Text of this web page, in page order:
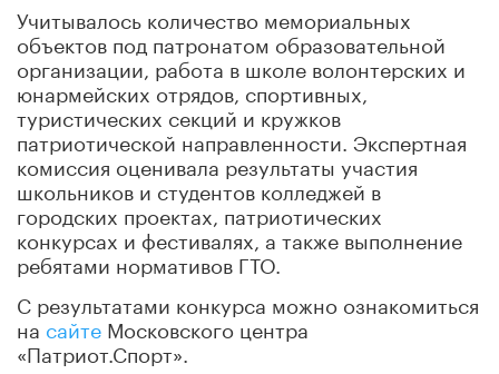
Учитывалось количество мемориальных
объектов под патронатом образовательной
организации, работа в школе волонтерских и
юнармейских отрядов, спортивных,
туристических секций и кружков
патриотической направленности. Экспертная
комиссия оценивала результаты участия
школьников и студентов колледжей в
городских проектах, патриотических
конкурсах и фестивалях, а также выполнение
ребятами нормативов ГТО.
С результатами конкурса можно ознакомиться
на сайте Московского центра
«Патриот.Спорт».